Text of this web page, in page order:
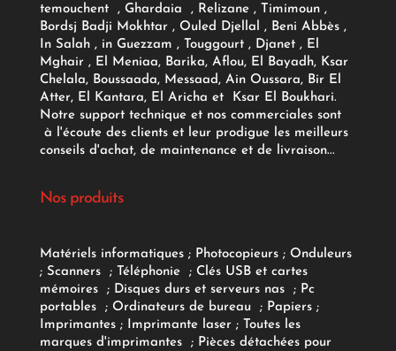
temouchent , Ghardaia , Relizane , Timimoun ,
Bordsj Badji Mokhtar , Ouled Djellal , Beni Abbès ,
In Salah , in Guezzam , Touggourt , Djanet , El
Mghair , El Meniaa, Barika, Aflou, El Bayadh, Ksar
Chelala, Boussaada, Messaad, Ain Oussara, Bir El
Atter, El Kantara, El Aricha et Ksar El Boukhari.
Notre support technique et nos commerciales sont
à l'écoute des clients et leur prodigue les meilleurs
conseils d'achat, de maintenance et de livraison...
Nos produits
Matériels informatiques; Photocopieurs; Onduleurs
; Scanners ; Téléphonie ; Clés USB et cartes
mémoires
; Disques durs et serveurs nas ; Pc
portables
; Ordinateurs de bureau ; Papiers;
Imprimantes;Imprimante laser; Toutes les
marques d'imprimantes
; Pièces détachées pour